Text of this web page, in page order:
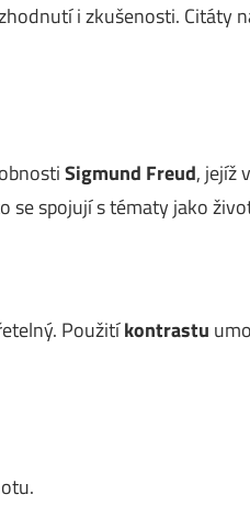
i zkušenosti. Citáty
Sigmund Freud, jejíž
se spojují s tématy jako
Použitíkontrastu